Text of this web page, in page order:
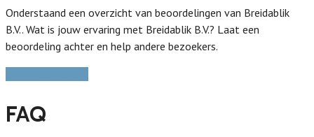
Onderstaand een overzicht van beoordelingen van Breidablik
B.V.. Wat is jouw ervaring met Breidablik B.V.? Laat een
beoordeling achter en help andere bezoekers.
FAQ